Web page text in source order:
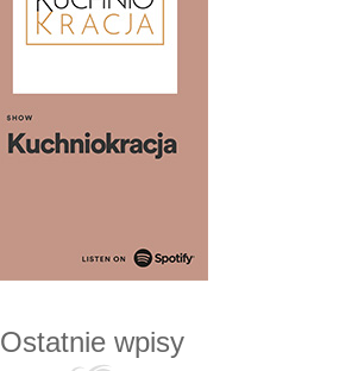
Ostatnie wpisy